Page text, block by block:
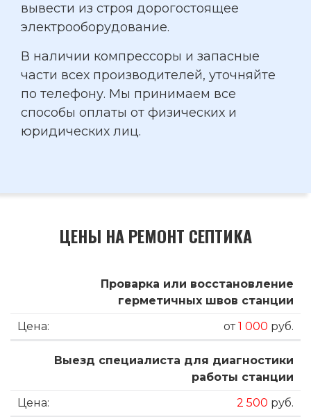
вывести из строя дорогостоящее
электрооборудование.
В наличии компрессоры и запасные
части всех производителей, уточняйте
по телефону. Мы принимаем все
способы оплаты от физических и
юридических лиц.
ЦЕНЫ НА РЕМОНТ СЕПТИКА
Проварка или восстановление
герметичных швов станции
от1 000 руб.
Выезд специалиста для диагностики
работы станции
2 500 руб.